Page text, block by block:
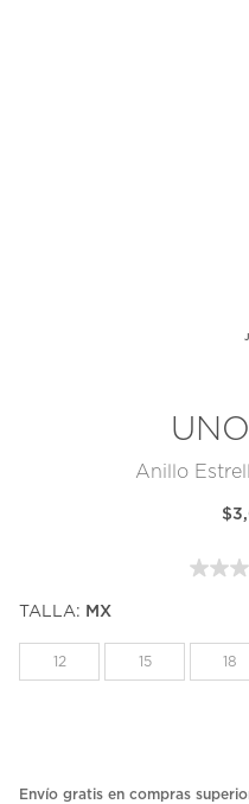
Anillo
TALLA: MX
12 15 18
Envío gratis en compras